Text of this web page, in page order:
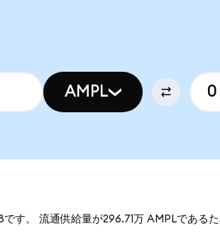
AMPL
す。 流通供給量が296.71万 AMPLであ